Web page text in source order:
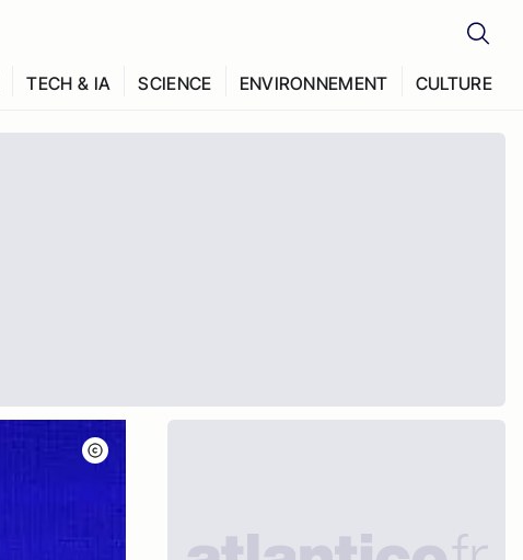
TECH & IA SCIENCE ENVIRONNEMENT CULTURE